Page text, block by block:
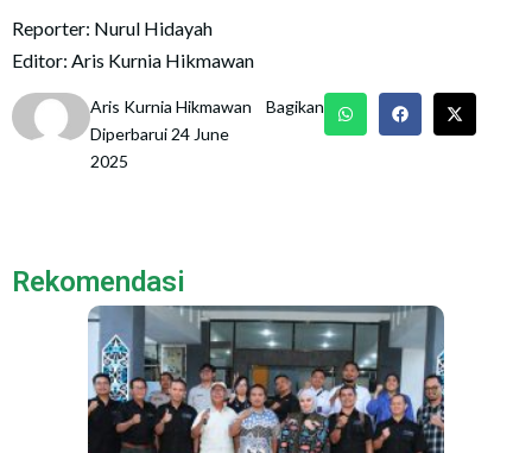
Reporter: Nurul Hidayah
Editor: Aris Kurnia Hikmawan
Aris Kurnia Hikmawan
Diperbarui 24 June
2025
Bagikan
Rekomendasi